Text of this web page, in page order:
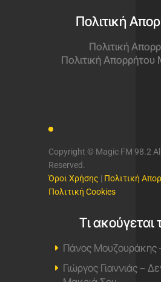
Πολιτική
Πολιτική
Πολιτική Απορρήτου
Copyright © Magic FM 98.2
Reserved.
Όροι Χρήσης | Πολιτική
Πολιτική Cookies
Τι ακούγεται
Πάνος Μουζουράκης
Γιώργος Γιαννιάς –